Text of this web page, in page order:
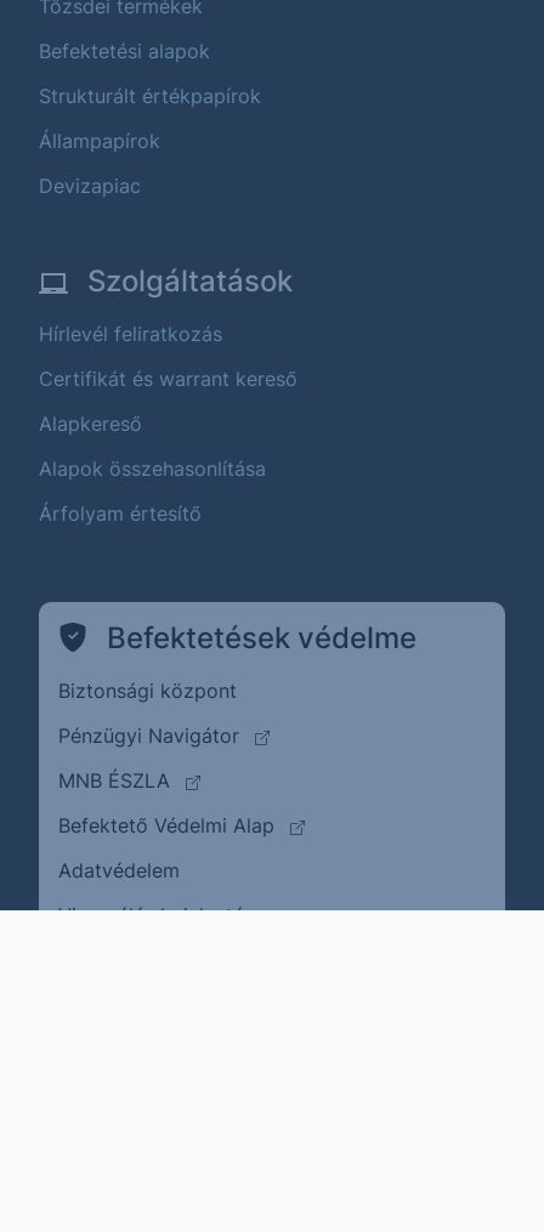
Tőzsdei termékek
Befektetési alapok
Strukturált értékpapírok
Állampapírok
Devizapiac
Szolgáltatások
Hírlevél feliratkozás
Certifikát és warrant kereső
Alapkereső
Alapok összehasonlítása
Árfolyam értesítő
Befektetések védelme
Biztonsági központ
Pénzügyi Navigátor
(külső oldalra ugrik)
MNB ÉSZLA
(külső oldalra ugrik)
Befektető Védelmi Alap
(külső oldalra ugrik)
Adatvédelem
Visszaélés bejelentése(külső oldalra ugrik)